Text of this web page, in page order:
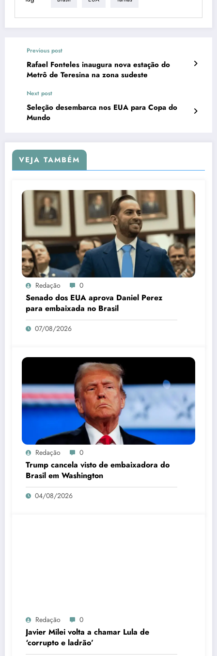
Previous post
Rafael Fonteles inaugura nova estação do
Metrô de Teresina na zona sudeste
Next post
Seleção desembarca nos EUA para Copa do
Mundo
VEJA TAMBÉM
Redação 0
Senado dos EUA aprova Daniel Perez
para embaixada no Brasil
07/08/2026
Redação 0
Trump cancela visto de embaixadora do
Brasil em Washington
04/08/2026
Redação 0
Javier Milei volta a chamar Lula de
‘corrupto e ladrão’